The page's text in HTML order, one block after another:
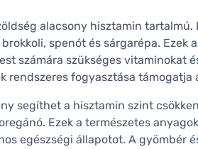
alacsony hisztamin tartalmú.
spenót és sárgarépa. Ezek
számára szükséges vitaminokat
rendszeres fogyasztása
segíthet a hisztamin szint
Ezek a természetes
egészségi állapotot. A gyömbér